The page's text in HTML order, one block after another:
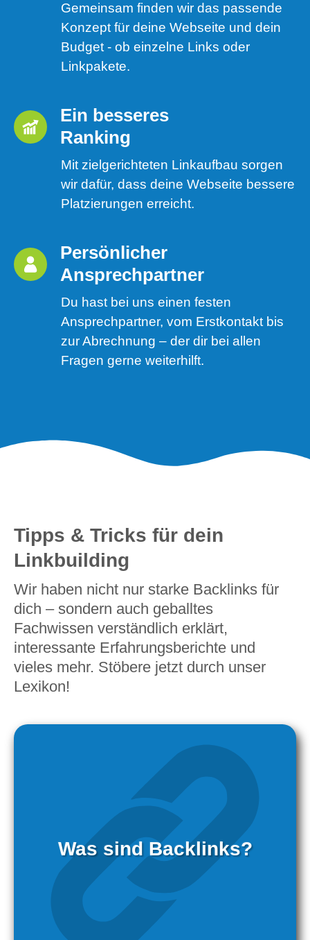
Gemeinsam finden wir das passende
Konzept für deine Webseite und dein
Budget - ob einzelne Links oder
Linkpakete.
Ein besseres
Ranking
Mit zielgerichteten Linkaufbau sorgen
wir dafür, dass deine Webseite bessere
Platzierungen erreicht.
Persönlicher
Ansprechpartner
Du hast bei uns einen festen
Ansprechpartner, vom Erstkontakt bis
zur Abrechnung – der dir bei allen
Fragen gerne weiterhilft.
Tipps & Tricks für dein
Linkbuilding
Wir haben nicht nur starke Backlinks für
dich – sondern auch geballtes
Fachwissen verständlich erklärt,
interessante Erfahrungsberichte und
vieles mehr. Stöbere jetzt durch unser
Lexikon!
Was sind Backlinks?